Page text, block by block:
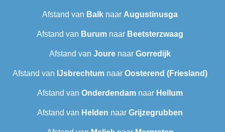
Afstand van Balk naar Augustinusga
Afstand van Burum naar Beetsterzwaag
Afstand van Joure naar Gorredijk
Afstand van IJsbrechtum naar Oosterend (Friesland)
Afstand van Onderdendam naar Hellum
Afstand van Helden naar Grijzegrubben